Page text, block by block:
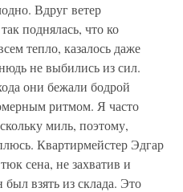
Вдруг ветер
поднялась, что ко
тепло, казалось даже
не выбились из сил.
они бежали бодрой
ритмом. Я часто
миль, поэтому,
Квартирмейстер Эдгар
сена, не захватив и
взять из склада. Это